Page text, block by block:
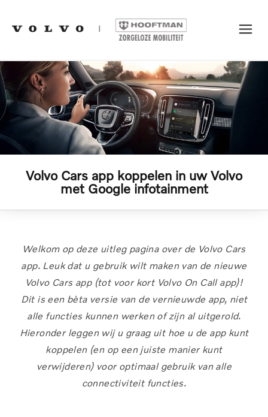
Volvo Cars app koppelen in uw Volvo
met Google infotainment
Welkom op deze uitleg pagina over de Volvo Cars
app. Leuk dat u gebruik wilt maken van de nieuwe
Volvo Cars app (tot voor kort Volvo On Call app)!
Dit is een bèta versie van de vernieuwde app, niet
alle functies kunnen werken of zijn al uitgerold.
Hieronder leggen wij u graag uit hoe u de app kunt
koppelen (en op een juiste manier kunt
verwijderen) voor optimaal gebruik van alle
connectiviteit functies.